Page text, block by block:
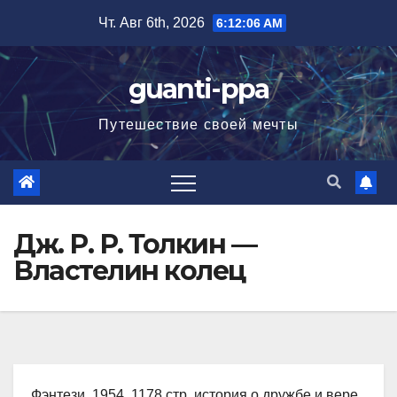
содержимому
Чт. Авг 6th, 2026 6:12:07 AM
guanti-ppa
Путешествие своей мечты
Дж. Р. Р. Толкин —
Властелин колец